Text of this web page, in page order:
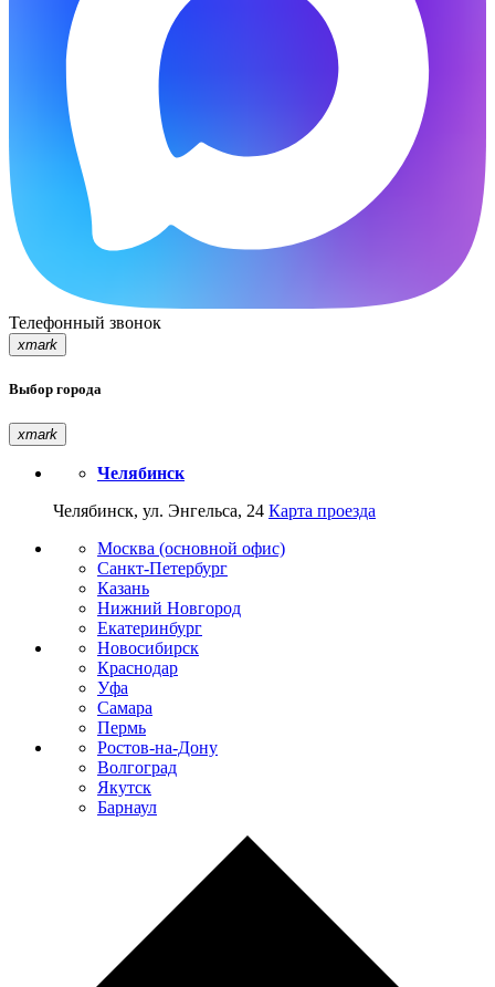
Телефонный звонок
xmark
Выбор города
xmark
Челябинск
Челябинск, ул. Энгельса, 24 Карта проезда
Москва (основной офис)
Санкт-Петербург
Казань
Нижний Новгород
Екатеринбург
Новосибирск
Краснодар
Уфа
Самара
Пермь
Ростов-на-Дону
Волгоград
Якутск
Барнаул